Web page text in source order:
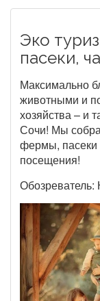
Эко
пасеки,
Максимально
животными и
хозяйства – и
Сочи! Мы
фермы, пасеки
посещения!
Обозреватель: